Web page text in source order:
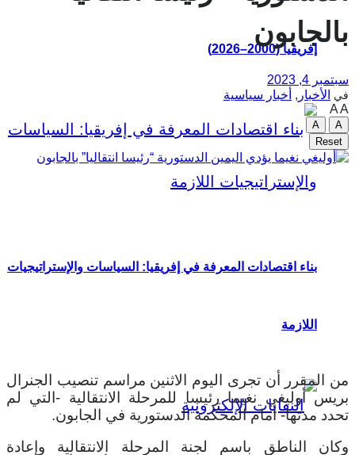
إفريقيا (2000–2026)
بناء اقتصادات المعرفة في إفريقيا: السياسات والإستراتيجيات
اللازمة
بالجابون
سبتمبر 4, 2023
في الأخبار , أخبار سياسية
AA
A
A
Reset
من المقرر أن تجرى اليوم الاثنين مراسم تنصيب الجنرال
بريس أوليغي نغيما رئيسا للمرحلة الانتقالية -التي لم
تحدد مدتها- أمام المحكمة الدستورية في الجابون.
وكان الناطق باسم لجنة المرحلة الانتقالية وإعادة